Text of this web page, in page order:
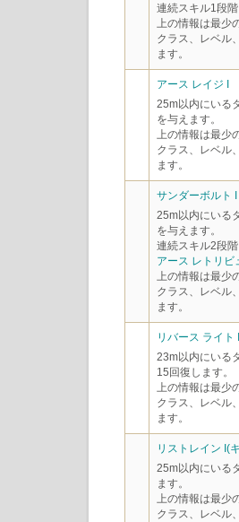
連続スキル1段階
上の情報は最少
クラス、レベル
ます。
アース レイジ I
25m以内にいる
を与えます。
上の情報は最少
クラス、レベル
ます。
サンダーボルト I
25m以内にいる
を与えます。
連続スキル2段階
アース レトリビ
上の情報は最少
クラス、レベル
ます。
リバース ライト I
23m以内にいる
15回復します。
上の情報は最少
クラス、レベル
ます。
リストレイン I(
25m以内にいる
ます。
上の情報は最少
クラス、レベル